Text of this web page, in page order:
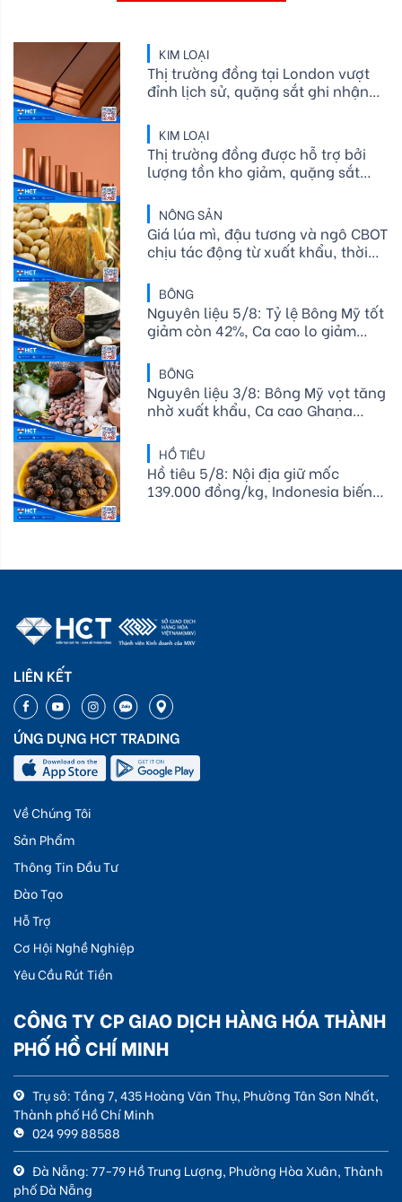
KIM LOẠI
Thị trường đồng tại London vượt
đỉnh lịch sử, quặng sắt ghi nhận
chạm mức thấp nhất trong hơn
một năm
KIM LOẠI
Thị trường đồng được hỗ trợ bởi
lượng tồn kho giảm, quặng sắt
mức thấp nhất trong hơn một năm
NÔNG SẢN
Giá lúa mì, đậu tương và ngô CBOT
chịu tác động từ xuất khẩu, thời
BÔNG
Nguyên liệu 5/8: Tỷ lệ Bông Mỹ tốt
giảm còn 42%, Ca cao lo giảm
tiếtBÔNG
Nguyên liệu 3/8: Bông Mỹ vọt tăng
nhờ xuất khẩu, Ca cao Ghana
HỒ TIÊU
Hồ tiêu 5/8: Nội địa giữ mốc
139.000 đồng/kg, Indonesia biến
LIÊN KẾT
ỨNG DỤNG HCT TRADING
Về Chúng Tôi
Sản Phẩm
Thông Tin Đầu Tư
Đào Tạo
Hỗ Trợ
Cơ Hội Nghề Nghiệp
Yêu Cầu Rút Tiền
CÔNG TY CP GIAO DỊCH HÀNG HÓA THÀNH
PHỐ HỒ CHÍ MINH
Trụ sở: Tầng 7, 435 Hoàng Văn Thụ, Phường Tân Sơn Nhất,
Thành phố Hồ Chí Minh
024 999 88588
Đà Nẵng: 77-79 Hồ Trung Lượng, Phường Hòa Xuân, Thành
phố Đà Nẵng